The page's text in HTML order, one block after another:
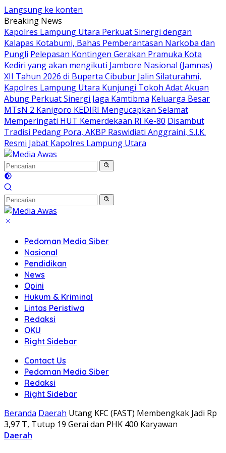
Langsung ke konten
Breaking News
Kapolres Lampung Utara Perkuat Sinergi dengan
Kalapas Kotabumi, Bahas Pemberantasan Narkoba dan
Pungli Pelepasan Kontingen Gerakan Pramuka Kota
Kediri yang akan mengikuti Jambore Nasional (Jamnas)
XII Tahun 2026 di Buperta Cibubur Jalin Silaturahmi,
Kapolres Lampung Utara Kunjungi Tokoh Adat Akuan
Abung Perkuat Sinergi Jaga Kamtibma Keluarga Besar
MTsN 2 Kanigoro KEDIRI Mengucapkan Selamat
Memperingati HUT Kemerdekaan RI Ke-80 Disambut
Tradisi Pedang Pora, AKBP Raswidiati Anggraini, S.I.K.
Resmi Jabat Kapolres Lampung Utara
Pedoman Media Siber
Nasional
Pendidikan
News
Opini
Hukum & Kriminal
Lintas Peristiwa
Redaksi
OKU
Right Sidebar
Contact Us
Pedoman Media Siber
Redaksi
Right Sidebar
Beranda Daerah Utang KFC (FAST) Membengkak Jadi Rp
3,97 T, Tutup 19 Gerai dan PHK 400 Karyawan
Daerah